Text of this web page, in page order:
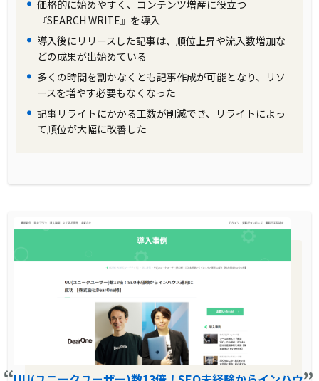
価格的に始めやすく、コンテンツ増産に役立つ
『SEARCH WRITE』を導入
導入後にリリースした記事は、順位上昇や流入数増加な
どの成果が出始めている
多くの時間を割かなくとも記事作成が可能となり、リソ
ースを増やす必要もなくなった
記事リライトにかかる工数が削減でき、リライトによっ
て順位が大幅に改善した